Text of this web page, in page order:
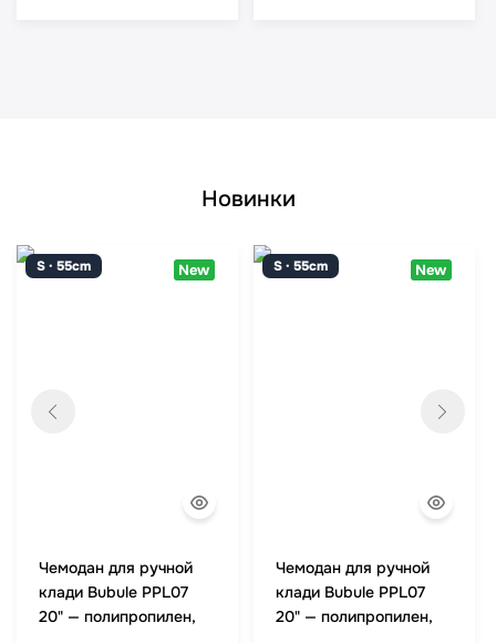
Новинки
S · 55cm New
Чемодан для ручной
клади Bubule PPL07
20" — полипропилен,
S · 55cm New
Чемодан для ручной
клади Bubule PPL07
20" — полипропилен,